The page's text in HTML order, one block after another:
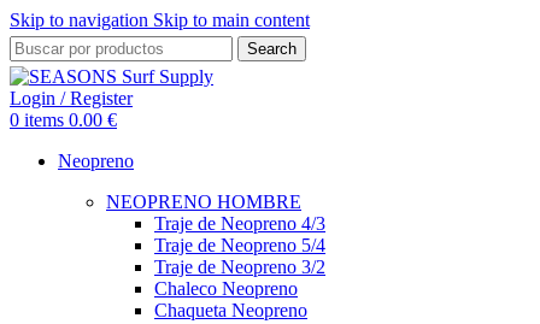
Skip to navigation Skip to main content
Search
Login / Register
0 items 0.00 €
Neopreno
NEOPRENO HOMBRE
Traje de Neopreno 4/3
Traje de Neopreno 5/4
Traje de Neopreno 3/2
Chaleco Neopreno
Chaqueta Neopreno